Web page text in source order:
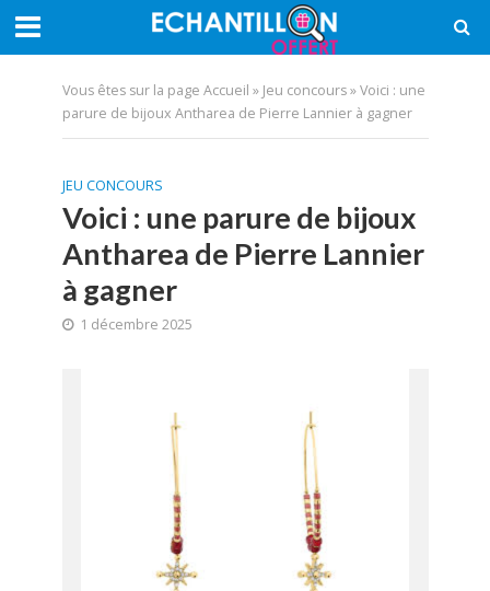
Vous êtes sur la page Accueil » Jeu concours»Voici : une
parure de bijoux Antharea de Pierre Lannier à gagner
JEU CONCOURS
Voici : une parure de bijoux
Antharea de Pierre Lannier
à gagner
1 décembre 2025